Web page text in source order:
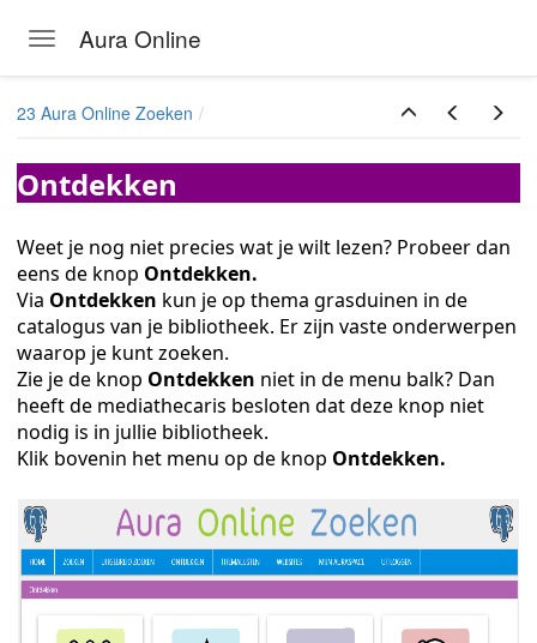
Toggle navigation
Aura Online
23 Aura Online Zoeken
Ontdekken
Weet je nog niet precies wat je wilt lezen? Probeer dan
eens de knop Ontdekken.
Via Ontdekken kun je op thema grasduinen in de
catalogus van je bibliotheek. Er zijn vaste onderwerpen
waarop je kunt zoeken.
Zie je de knop Ontdekken niet in de menu balk? Dan
heeft de mediathecaris besloten dat deze knop niet
nodig is in jullie bibliotheek.
Klik bovenin het menu op de knop Ontdekken.